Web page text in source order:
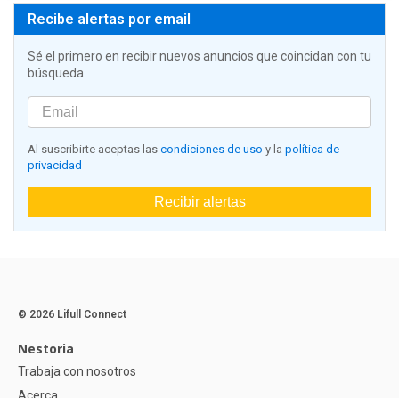
Recibe alertas por email
Sé el primero en recibir nuevos anuncios que coincidan con tu
búsqueda
Al suscribirte aceptas las condiciones de uso y la política de
privacidad
Recibir alertas
© 2026 Lifull Connect
Nestoria
Trabaja con nosotros